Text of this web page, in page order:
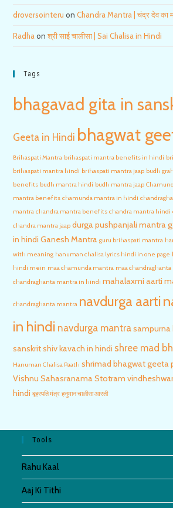
droversointeru onChandra Mantra | चंद्र देव का
Radhaonश्री साई चालीसा | Sai Chalisa in Hindi
Tags
bhagavad gita in
Geeta in Hindi bhagwat
Brihaspati Mantra brihaspati mantra benefits in hindi
brihaspati mantra hindi brihaspati mantra jaap budh
benefits budh mantra hindi budh mantra jaap
mantra benefits chamunda mantra in hindi
mantra chandra mantra benefits chandra mantra hindi
chandra mantra jaap durga pushpanjali mantra
in hindi Ganesh Mantra guru brihaspati mantra
with meaning hanuman chalisa lyrics hindi in one page
hindi mein maa chamunda mantra maa
chandraghanta mantra in hindi mahalaxmi aarti
chandraghanta mantra navdurga aarti
in hindi navdurga mantrasampurna
sanskritshiv kavach in hindi shree mad
Hanuman Chalisa Paath shrimad bhagwat geeta
Vishnu Sahasranama Stotram
hindi बृहस्पति मंत्र हनुमान चालीसा आरती
Tools
Rahu Kaal
Aaj Ki Tithi